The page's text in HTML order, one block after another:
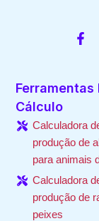
F
b
k
-
Ferramentas
Cálculo
Calculadora
produção de
para animais
Calculadora
produção de
peixes